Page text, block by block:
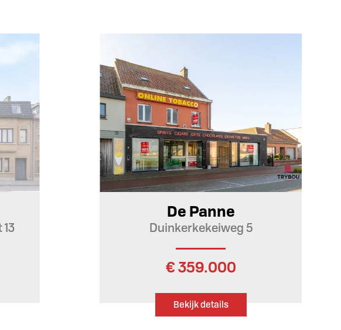
De Panne
Duinkerkekeiweg 5
€ 359.000
Bekijk details